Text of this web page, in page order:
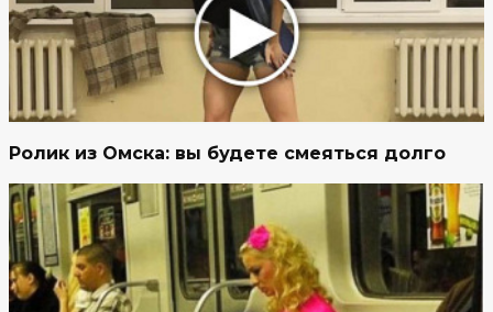
Ролик из Омска: вы будете смеяться долго